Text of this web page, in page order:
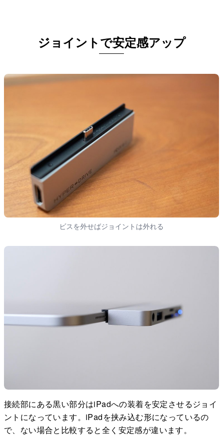
ジョイントで安定感アップ
ビスを外せばジョイントは外れる
接続部にある黒い部分はiPadへの装着を安定させるジョイ
ントになっています。iPadを挟み込む形になっているの
で、ない場合と比較すると全く安定感が違います。